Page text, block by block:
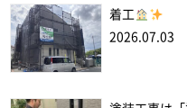
着工
2026.07.03